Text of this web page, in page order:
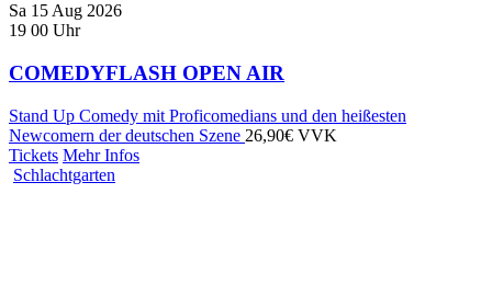
Sa 15 Aug 2026
19 00 Uhr
COMEDYFLASH OPEN AIR
Stand Up Comedy mit Proficomedians und den heißesten
Newcomern der deutschen Szene 26,90€ VVK
Tickets Mehr Infos
Schlachtgarten